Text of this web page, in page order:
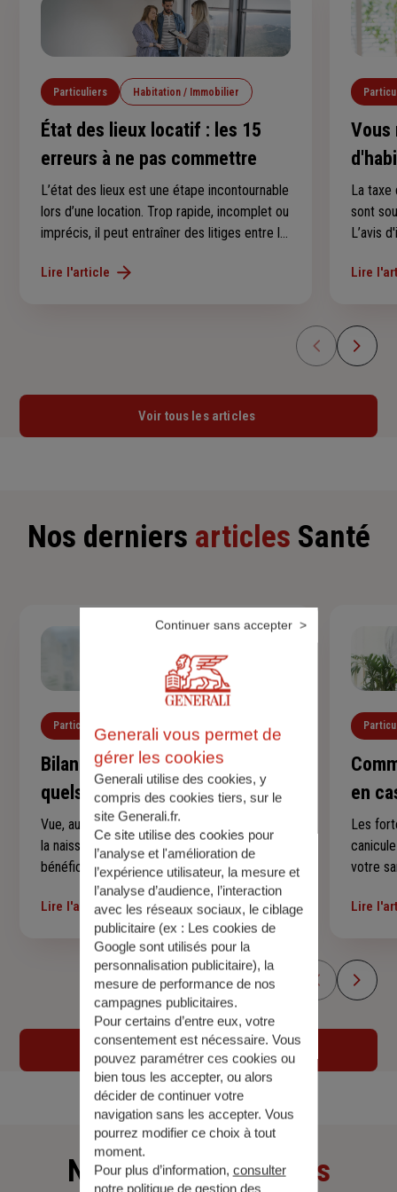
Particuliers Habitation / Immobilier
État des lieux locatif : les 15
erreurs à ne pas commettre
L’état des lieux est une étape incontournable
lors d’une location. Trop rapide, incomplet ou
imprécis, il peut entraîner des litiges entre le
moment de récupérer le dépôt de garantie.
Lire l'article
Vous
La
sont
L’avis
l’avez
Lire
Voir tous les articles
Nos derniers articles Santé
Particuliers Santé
Bilan de santé de l'enfant :
quels examens et à quel âge ?
Vue, audition, dents, croissance, vaccins… De
la naissance à ses 16 ans, votre enfant
bénéficie de rendez-vous médicaux qui
suivent son développement à chaque étape.
Voici un repère simple pour savoir quels
examens sont prévus, à quel âge et
comment vous y préparer sereinement —
sans rien laisser passer.
Lire l'article
en
Les
votre
Lire
Voir tous les articles
Nos derniersarticles
Generali vous permet de
gérer les cookies
Generali utilise des cookies, y
compris des cookies tiers, sur le
site Generali.fr.
Ce site utilise des cookies pour
l’analyse et l'amélioration de
l’expérience utilisateur, la mesure et
l’analyse d’audience, l’interaction
avec les réseaux sociaux, le ciblage
publicitaire (ex : Les cookies de
Google sont utilisés pour la
personnalisation publicitaire), la
mesure de performance de nos
campagnes publicitaires.
Pour certains d’entre eux, votre
consentement est nécessaire. Vous
pouvez paramétrer ces cookies ou
bien tous les accepter, ou alors
décider de continuer votre
navigation sans les accepter. Vous
pourrez modifier ce choix à tout
moment.
Pour plus d’information, consulter
notre politique de gestion des
Continuer sans accepter